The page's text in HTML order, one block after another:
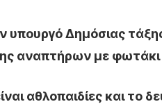
Δημόσιας
αναπτήρων με φωτάκι
αθλοπαιδίες και το